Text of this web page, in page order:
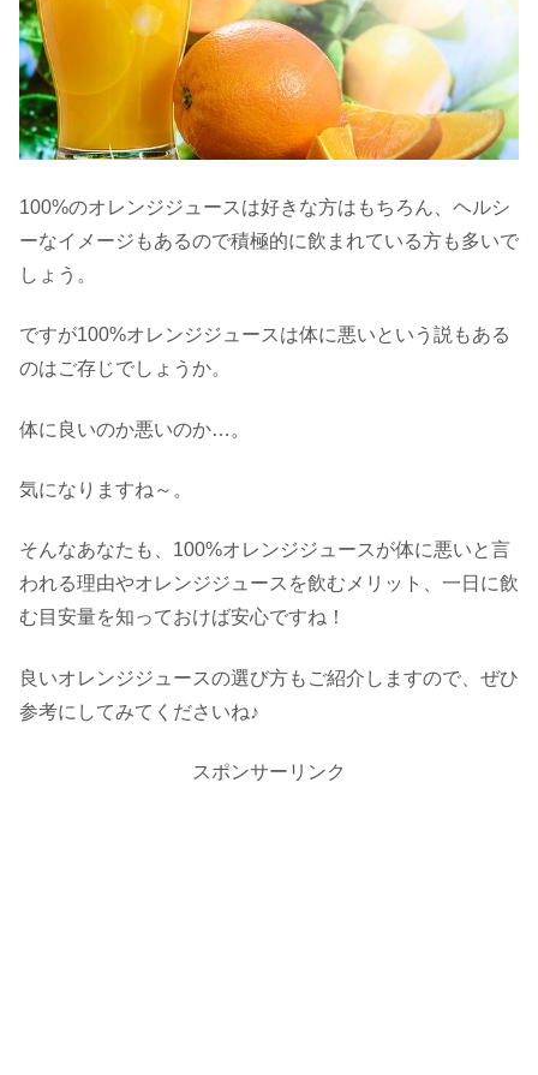
100%のオレンジジュースは好きな方はもちろん、ヘルシ
ーなイメージもあるので積極的に飲まれている方も多いで
しょう。
ですが100%オレンジジュースは体に悪いという説もある
のはご存じでしょうか。
体に良いのか悪いのか…。
気になりますね～。
そんなあなたも、100%オレンジジュースが体に悪いと言
われる理由やオレンジジュースを飲むメリット、一日に飲
む目安量を知っておけば安心ですね！
良いオレンジジュースの選び方もご紹介しますので、ぜひ
参考にしてみてくださいね♪
スポンサーリンク